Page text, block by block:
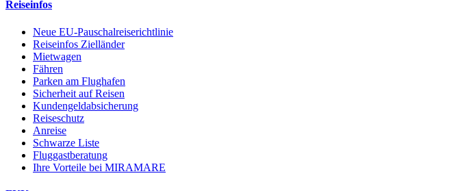
Reiseinfos
Neue EU-Pauschalreiserichtlinie
Reiseinfos Zielländer
Mietwagen
Fähren
Parken am Flughafen
Sicherheit auf Reisen
Kundengeldabsicherung
Reiseschutz
Anreise
Schwarze Liste
Fluggastberatung
Ihre Vorteile bei MIRAMARE